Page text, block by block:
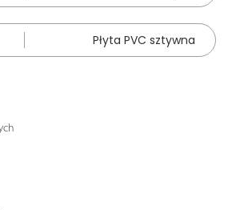
Płyta PVC sztywna